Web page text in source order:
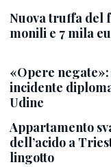
Nuova truffa del
monili e 7 mila
«Opere
incidente
Udine
Appartamento
dell’acido a
lingotto